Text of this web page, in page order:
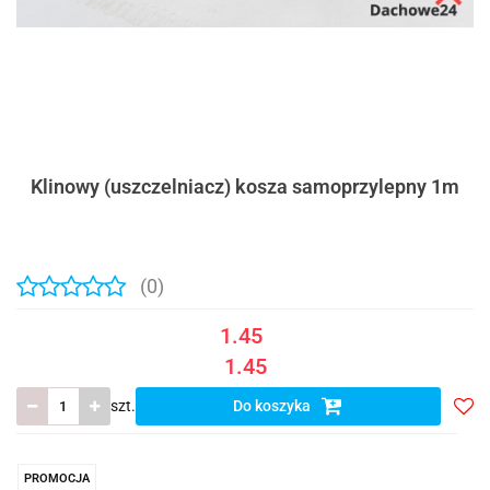
Klinowy (uszczelniacz) kosza samoprzylepny 1m
(0)
1.45
1.45
szt. Do koszyka
PROMOCJA